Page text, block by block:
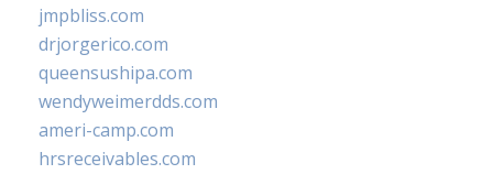
jmpbliss.com
drjorgerico.com
queensushipa.com
wendyweimerdds.com
ameri-camp.com
hrsreceivables.com